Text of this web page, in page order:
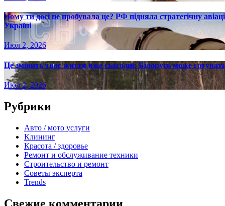
Чому ти досі не пробувала це? РФ підняла стратегічну
Україні
Июл 2, 2026
Це змінить твоє життя вже сьогодні: Білорусь може
Июл 2, 2026
Рубрики
Авто / мото услуги
Клининг
Красота / здоровье
Ремонт и обслуживание техники
Строительство и ремонт
Советы эксперта
Trends
Свежие комментарии